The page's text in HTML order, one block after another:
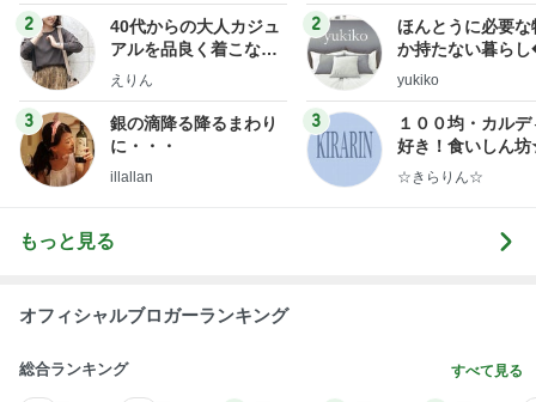
2
40代からの大人カジュ
アルを品良く着こなす
ファッションブログ
えりん
3
銀の滴降る降るまわり
に・・・
illallan
2
ほんとうに必要な
か持たない暮ら
ep Life Simple◆
yukiko
3
１００均・カルデ
好き！食いしん
らりん☆のブログ
☆きらりん☆
もっと見る
オフィシャルブロガーランキング
総合ランキング すべて見る